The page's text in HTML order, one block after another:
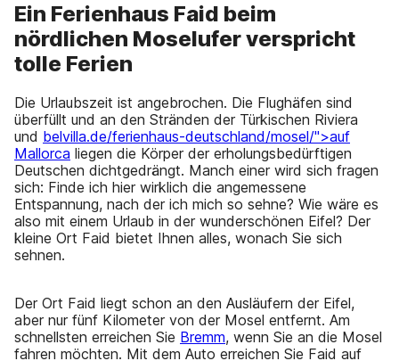
Ein Ferienhaus Faid beim
nördlichen Moselufer verspricht
tolle Ferien
Die Urlaubszeit ist angebrochen. Die Flughäfen sind
überfüllt und an den Stränden der Türkischen Riviera
und belvilla.de/ferienhaus-deutschland/mosel/">auf
Mallorca liegen die Körper der erholungsbedürftigen
Deutschen dichtgedrängt. Manch einer wird sich fragen
sich: Finde ich hier wirklich die angemessene
Entspannung, nach der ich mich so sehne? Wie wäre es
also mit einem Urlaub in der wunderschönen Eifel? Der
kleine Ort Faid bietet Ihnen alles, wonach Sie sich
sehnen.
Der Ort Faid liegt schon an den Ausläufern der Eifel,
aber nur fünf Kilometer von der Mosel entfernt. Am
schnellsten erreichen Sie Bremm, wenn Sie an die Mosel
fahren möchten. Mit dem Auto erreichen Sie Faid auf